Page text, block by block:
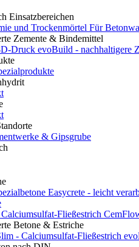
Einsatzbereichen
und Trockenmörtel Für
Zemente & Bindemittel
Druck evoBuild - nachhaltigere
& Gipsgrube
Easycrete - leicht
Fließestrich
Betone & Estriche
- Calciumsulfat-Fließestrich